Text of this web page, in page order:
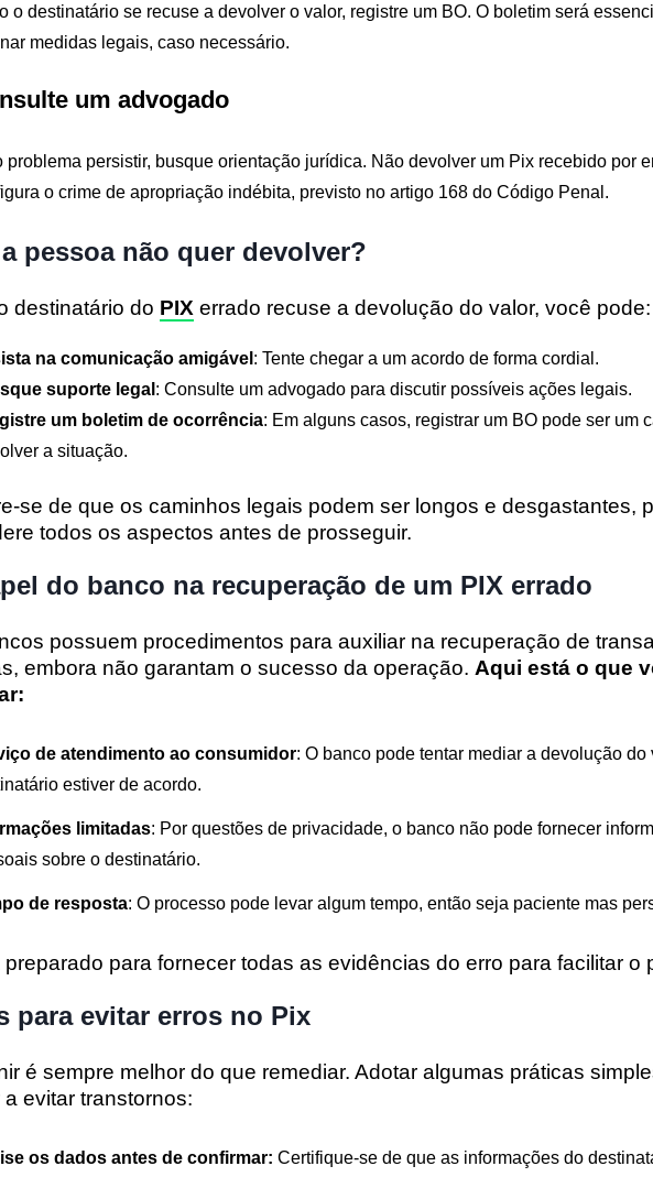
o destinatário se recuse a devolver o valor, registre um BO. O boletim será
medidas legais, caso necessário.
um advogado
problema persistir, busque orientação jurídica. Não devolver um Pix recebido por
o crime de apropriação indébita, previsto no artigo 168 do Código Penal.
pessoa não quer devolver?
destinatário do PIX errado recuse a devolução do valor, você pode:
na comunicação amigável : Tente chegar a um acordo de forma cordial.
suporte legal : Consulte um advogado para discutir possíveis ações legais.
um boletim de ocorrência: Em alguns casos, registrar um BO pode ser um
a situação.
se de que os caminhos legais podem ser longos e desgastantes,
todos os aspectos antes de prosseguir.
do banco na recuperação de um PIX errado
possuem procedimentos para auxiliar na recuperação de
embora não garantam o sucesso da operação. Aqui está o que
de atendimento ao consumidor: O banco pode tentar mediar a devolução do
estiver de acordo.
limitadas: Por questões de privacidade, o banco não pode fornecer
sobre o destinatário.
de resposta: O processo pode levar algum tempo, então seja paciente mas
preparado para fornecer todas as evidências do erro para facilitar o
para evitar erros no Pix
é sempre melhor do que remediar. Adotar algumas práticas
evitar transtornos:
os dados antes de confirmar: Certifique-se de que as informações do